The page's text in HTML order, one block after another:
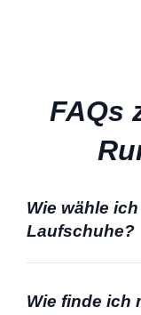
FAQs
Wie wähle
Laufschuhe?
Wie finde ich